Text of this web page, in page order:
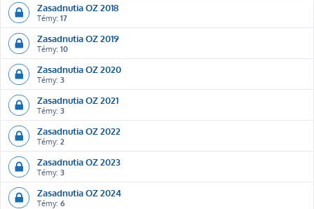
Zasadnutia OZ 2018
Témy: 17
Zasadnutia OZ 2019
Témy: 10
Zasadnutia OZ 2020
Témy: 3
Zasadnutia OZ 2021
Témy: 3
Zasadnutia OZ 2022
Témy: 2
Zasadnutia OZ 2023
Témy: 3
Zasadnutia OZ 2024
Témy: 6